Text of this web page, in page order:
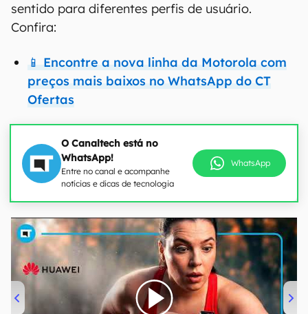
sentido para diferentes perfis de usuário.
Confira:
📱 Encontre a nova linha da Motorola com
preços mais baixos no WhatsApp do CT
Ofertas
O Canaltech está no
WhatsApp!
Entre no canal e acompanhe
notícias e dicas de tecnologia
WhatsApp